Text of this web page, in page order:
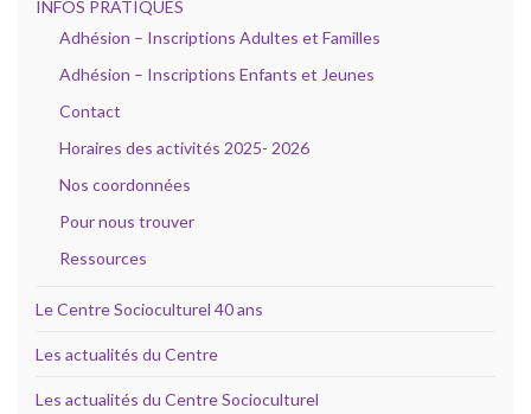
INFOS PRATIQUES
Adhésion – Inscriptions Adultes et Familles
Adhésion – Inscriptions Enfants et Jeunes
Contact
Horaires des activités 2025- 2026
Nos coordonnées
Pour nous trouver
Ressources
Le Centre Socioculturel 40 ans
Les actualités du Centre
Les actualités du Centre Socioculturel